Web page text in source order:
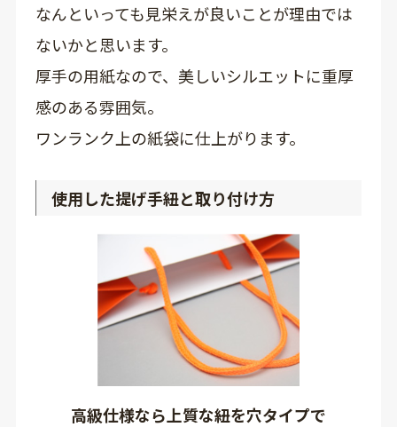
なんといっても見栄えが良いことが理由では
ないかと思います。
厚手の用紙なので、美しいシルエットに重厚
感のある雰囲気。
ワンランク上の紙袋に仕上がります。
使用した提げ手紐と取り付け方
高級仕様なら上質な紐を穴タイプで